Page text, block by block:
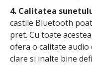
4. Calitatea
castile Bluetooth
pret. Cu toate
ofera o calitate audio
clare si inalte bine